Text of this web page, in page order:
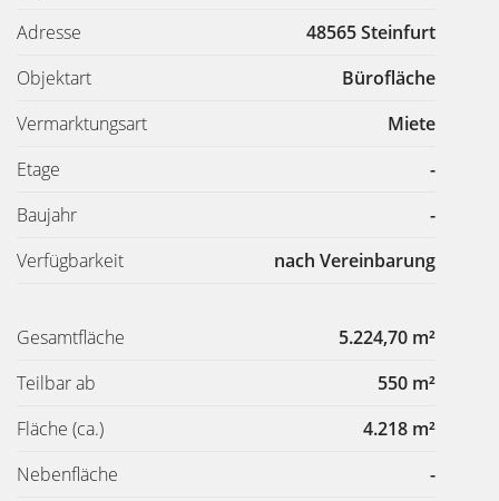
Adresse
48565 Steinfurt
Objektart
Bürofläche
Vermarktungsart
Miete
Etage
-
Baujahr
-
Verfügbarkeit
nach Vereinbarung
Gesamtfläche
5.224,70 m²
Teilbar ab
550 m²
Fläche (ca.)
4.218 m²
Nebenfläche
-